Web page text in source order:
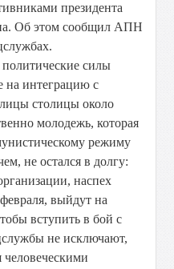
президента
Об этом сообщил АПН
силы
интеграцию с
столицы около
молодежь, которая
режиму
не остался в долгу:
наспех
выйдут на
вступить в бой с
не исключают,
человеческими